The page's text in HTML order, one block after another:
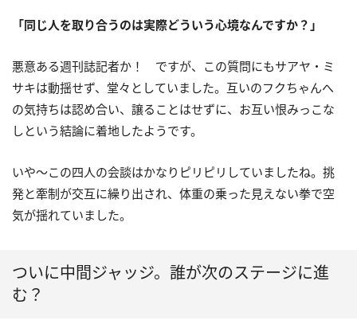
「同じ人を取り合うのは実際どういう心境なんですか？」
悪意ある週刊誌記者か！ ですが、この質問にもサアヤ・ミ
サキは動揺せず、堂々としていました。互いのフクちゃんへ
の気持ちは認め合い、譲ることはせずに、お互い恨みっこな
しという結論に着地したようです。
いや〜この四人の会談はかなりピリピリしていましたね。挑
発と牽制が交互に繰り出され、体重の乗った見えない拳で空
気が揺れていました。
ついに中間ジャッジ。誰が次のステージに進
む？